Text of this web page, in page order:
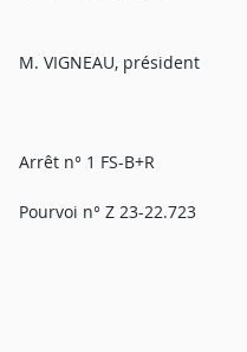
M. VIGNEAU, président
Arrêt n° 1 FS-B+R
Pourvoi n° Z 23-22.723